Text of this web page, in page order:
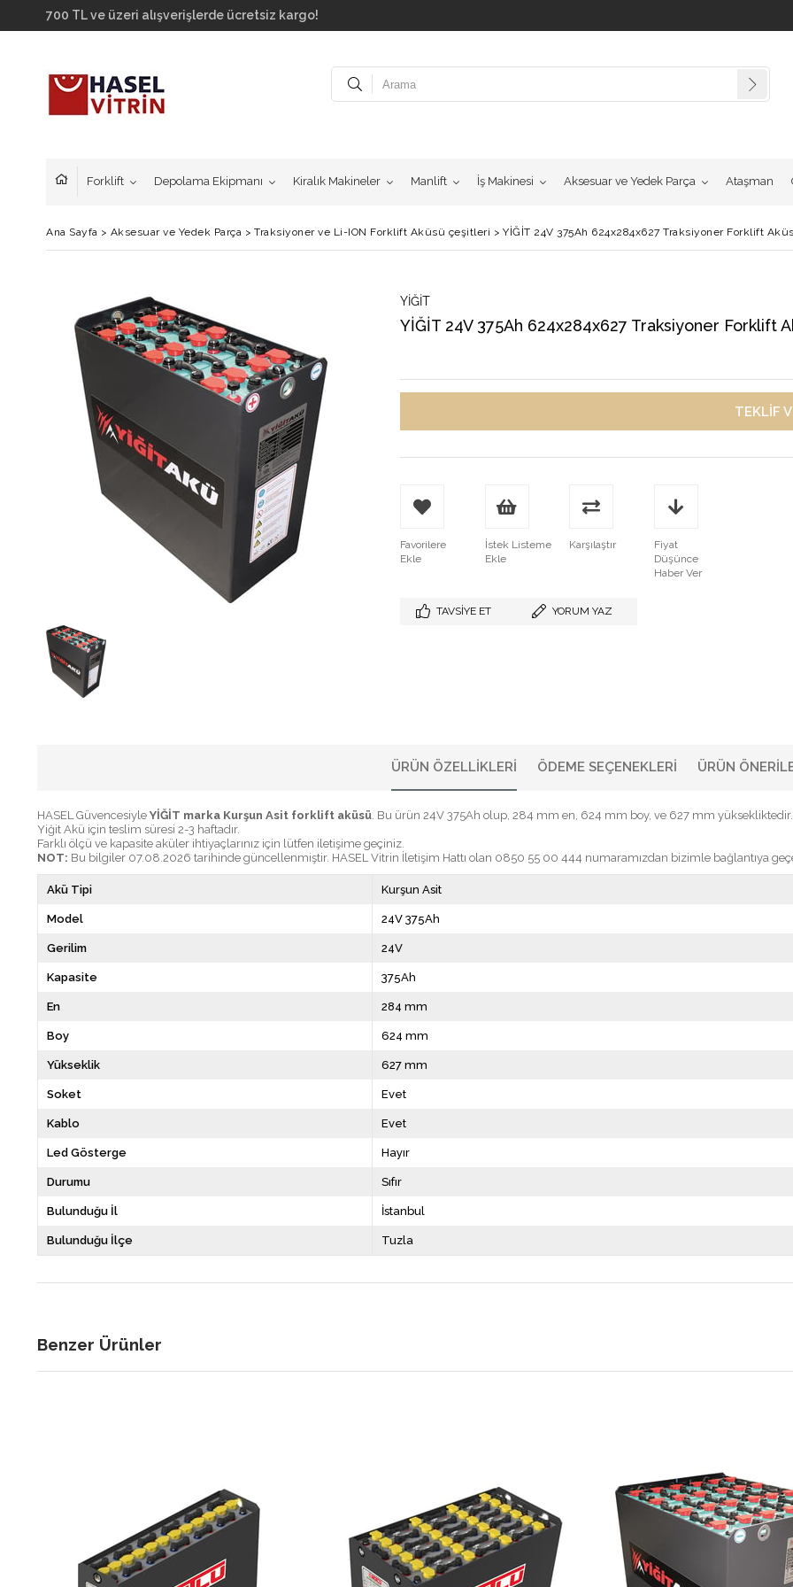
700 TL ve üzeri alışverişlerde ücretsiz kargo!
Forklift Depolama Ekipmanı Kiralık Makineler Manlift İş Makinesi Aksesuar ve Yedek Parça Ataşman
Ana Sayfa > Aksesuar ve Yedek Parça > Traksiyoner ve Li-ION Forklift Aküsü çeşitleri > YİĞİT 24V 375Ah 624x284x627 Traksiyoner Forklift
YİĞİT
YİĞİT 24V 375Ah 624x284x627 Traksiyoner Forklift
Favorilere
Ekle
İstek Listeme
Ekle
Karşılaştır
Fiyat
Düşünce
Haber Ver
TAVSIYE ET YORUM YAZ
ÜRÜN ÖZELLIKLERI ÖDEME SEÇENEKLERI ÜRÜN
HASEL Güvencesiyle YİĞİT marka Kurşun Asit forklift aküsü. Bu ürün 24V 375Ah olup, 284 mm en, 624 mm boy, ve 627 mm yüksekliktedir.
Yiğit Akü için teslim süresi 2-3 haftadır.
Farklı ölçü ve kapasite aküler ihtiyaçlarınız için lütfen iletişime geçiniz.
NOT: Bu bilgiler 07.08.2026 tarihinde güncellenmiştir. HASEL Vitrin İletişim Hattı olan 0850 55 00 444 numaramızdan bizimle bağlantıya
Akü Tipi Kurşun Asit
Model 24V 375Ah
Gerilim 24V
Kapasite 375Ah
En 284 mm
Boy 624 mm
Yükseklik 627 mm
Soket Evet
Kablo Evet
Led Gösterge Hayır
Durumu Sıfır
Bulunduğu İl İstanbul
Bulunduğu İlçe Tuzla
Benzer Ürünler